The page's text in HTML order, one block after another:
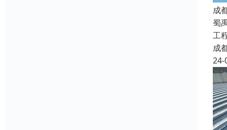
成
蜀
工
成
24-